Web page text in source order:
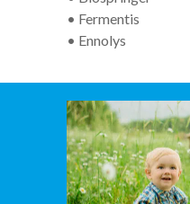
• Fermentis
• Ennolys